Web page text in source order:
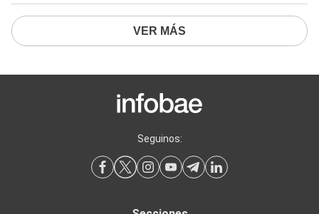
VER MÁS
Seguinos: